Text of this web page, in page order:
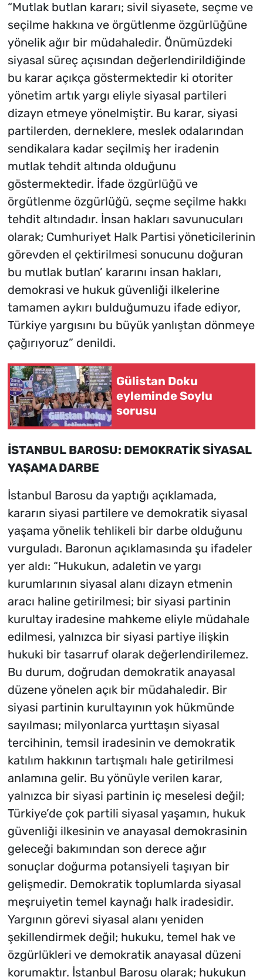
“Mutlak butlan kararı; sivil siyasete, seçme ve
seçilme hakkına ve örgütlenme özgürlüğüne
yönelik ağır bir müdahaledir. Önümüzdeki
siyasal süreç açısından değerlendirildiğinde
bu karar açıkça göstermektedir ki otoriter
yönetim artık yargı eliyle siyasal partileri
dizayn etmeye yönelmiştir. Bu karar, siyasi
partilerden, derneklere, meslek odalarından
sendikalara kadar seçilmiş her iradenin
mutlak tehdit altında olduğunu
göstermektedir. İfade özgürlüğü ve
örgütlenme özgürlüğü, seçme seçilme hakkı
tehdit altındadır. İnsan hakları savunucuları
olarak; Cumhuriyet Halk Partisi yöneticilerinin
görevden el çektirilmesi sonucunu doğuran
bu mutlak butlan’ kararını insan hakları,
demokrasi ve hukuk güvenliği ilkelerine
tamamen aykırı bulduğumuzu ifade ediyor,
Türkiye yargısını bu büyük yanlıştan dönmeye
çağırıyoruz” denildi.
Gülistan Doku
eyleminde Soylu
sorusu
İSTANBUL BAROSU: DEMOKRATİK SİYASAL
YAŞAMA DARBE
İstanbul Barosu da yaptığı açıklamada,
kararın siyasi partilere ve demokratik siyasal
yaşama yönelik tehlikeli bir darbe olduğunu
vurguladı. Baronun açıklamasında şu ifadeler
yer aldı: “Hukukun, adaletin ve yargı
kurumlarının siyasal alanı dizayn etmenin
aracı haline getirilmesi; bir siyasi partinin
kurultay iradesine mahkeme eliyle müdahale
edilmesi, yalnızca bir siyasi partiye ilişkin
hukuki bir tasarruf olarak değerlendirilemez.
Bu durum, doğrudan demokratik anayasal
düzene yönelen açık bir müdahaledir. Bir
siyasi partinin kurultayının yok hükmünde
sayılması; milyonlarca yurttaşın siyasal
tercihinin, temsil iradesinin ve demokratik
katılım hakkının tartışmalı hale getirilmesi
anlamına gelir. Bu yönüyle verilen karar,
yalnızca bir siyasi partinin iç meselesi değil;
Türkiye’de çok partili siyasal yaşamın, hukuk
güvenliği ilkesinin ve anayasal demokrasinin
geleceği bakımından son derece ağır
sonuçlar doğurma potansiyeli taşıyan bir
gelişmedir. Demokratik toplumlarda siyasal
meşruiyetin temel kaynağı halk iradesidir.
Yargının görevi siyasal alanı yeniden
şekillendirmek değil; hukuku, temel hak ve
özgürlükleri ve demokratik anayasal düzeni
korumaktır. İstanbul Barosu olarak; hukukun